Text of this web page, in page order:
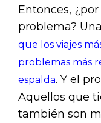
Entonces,
problema?
que los viajes
problemas más
espalda. Y el
Aquellos que
también son